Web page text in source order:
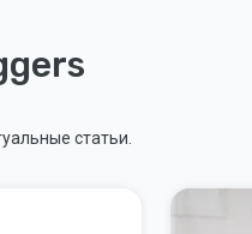
статьи.